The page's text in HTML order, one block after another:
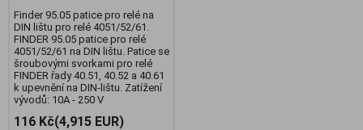
Finder 95.05 patice pro relé na
DIN lištu pro relé 4051/52/61.
FINDER 95.05 patice pro relé
4051/52/61 na DIN lištu. Patice se
šroubovými svorkami pro relé
FINDER řady 40.51, 40.52 a 40.61
k upevnění na DIN-lištu. Zatížení
vývodů: 10A - 250 V
116 Kč(4,915 EUR)